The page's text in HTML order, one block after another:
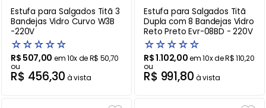
Estufa para Salgados Titã 3
Bandejas Vidro Curvo W3B
-220V
☆☆☆☆☆
R$ 507,00 em10x deR$ 50,70
ou
R$ 456,30 à vista
Estufa para Salgados Titã
Dupla com 8 Bandejas Vidro
Reto Preto Evr-08BD - 220V
☆☆☆☆☆
R$1.102,00em10x deR$110,20
ou
R$ 991,80 à vista